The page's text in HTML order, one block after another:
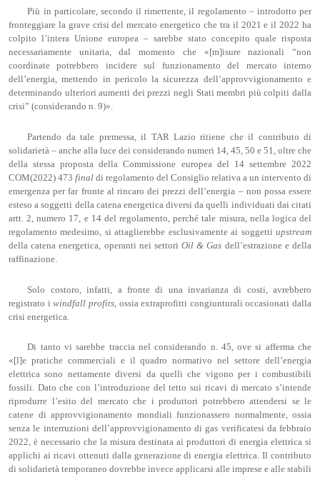
Più in particolare, secondo il rimettente, il regolamento – introdotto per
fronteggiare la grave crisi del mercato energetico che tra il 2021 e il 2022 ha
colpito l’intera Unione europea – sarebbe stato concepito quale risposta
necessariamente unitaria, dal momento che «[m]isure nazionali “non
coordinate potrebbero incidere sul funzionamento del mercato interno
dell’energia, mettendo in pericolo la sicurezza dell’approvvigionamento e
determinando ulteriori aumenti dei prezzi negli Stati membri più colpiti dalla
crisi” (considerando n. 9)».
Partendo da tale premessa, il TAR Lazio ritiene che il contributo di
solidarietà – anche alla luce dei considerando numeri 14, 45, 50 e 51, oltre che
della stessa proposta della Commissione europea del 14 settembre 2022
COM(2022) 473 final di regolamento del Consiglio relativa a un intervento di
emergenza per far fronte al rincaro dei prezzi dell’energia – non possa essere
esteso a soggetti della catena energetica diversi da quelli individuati dai citati
artt. 2, numero 17, e 14 del regolamento, perché tale misura, nella logica del
regolamento medesimo, si attaglierebbe esclusivamente ai soggetti upstream
della catena energetica, operanti nei settoriOil & Gas dell’estrazione e della
raffinazione.
Solo costoro, infatti, a fronte di una invarianza di costi, avrebbero
registrato iwindfall profits, ossia extraprofitti congiunturali occasionati dalla
crisi energetica.
Di tanto vi sarebbe traccia nel considerando n. 45, ove si afferma che
«[l]e pratiche commerciali e il quadro normativo nel settore dell’energia
elettrica sono nettamente diversi da quelli che vigono per i combustibili
fossili. Dato che con l’introduzione del tetto sui ricavi di mercato s’intende
riprodurre l’esito del mercato che i produttori potrebbero attendersi se le
catene di approvvigionamento mondiali funzionassero normalmente, ossia
senza le interruzioni dell’approvvigionamento di gas verificatesi da febbraio
2022, è necessario che la misura destinata ai produttori di energia elettrica si
applichi ai ricavi ottenuti dalla generazione di energia elettrica. Il contributo
di solidarietà temporaneo dovrebbe invece applicarsi alle imprese e alle stabili